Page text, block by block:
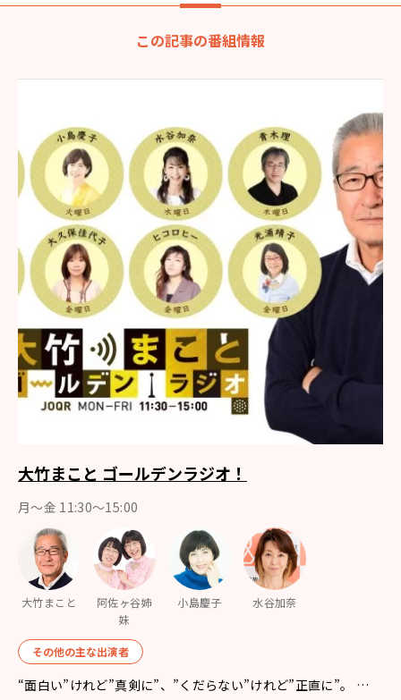
この記事の番組情報
大竹まこと ゴールデンラジオ！
月〜金 11:30～15:00
大竹まこと
阿佐ヶ谷姉
妹
小島慶子 水谷加奈
その他の主な出演者
“面白い”けれど”真剣に”、”くだらない”けれど”正直に”。 …